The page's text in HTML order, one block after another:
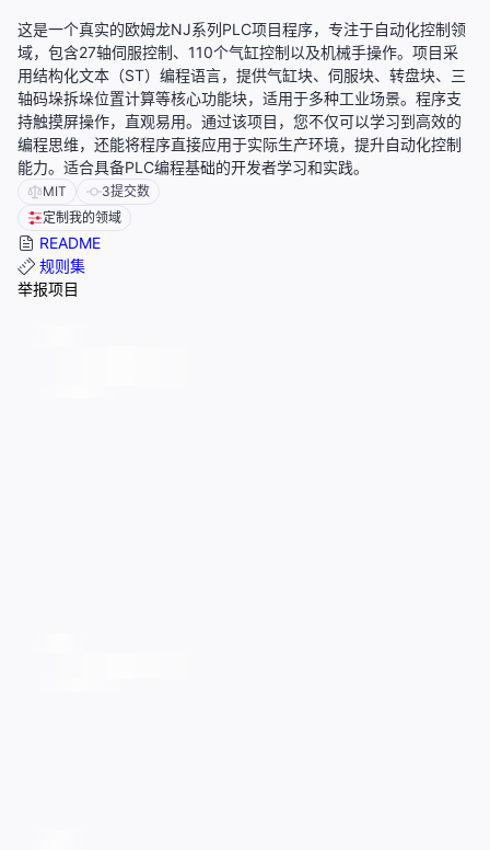
这是一个真实的欧姆龙NJ系列PLC项目程序，专注于自动化控制领
域，包含27轴伺服控制、110个气缸控制以及机械手操作。项目采
用结构化文本（ST）编程语言，提供气缸块、伺服块、转盘块、三
轴码垛拆垛位置计算等核心功能块，适用于多种工业场景。程序支
持触摸屏操作，直观易用。通过该项目，您不仅可以学习到高效的
编程思维，还能将程序直接应用于实际生产环境，提升自动化控制
能力。适合具备PLC编程基础的开发者学习和实践。
MIT 3提交数
定制我的领域
README
规则集
举报项目